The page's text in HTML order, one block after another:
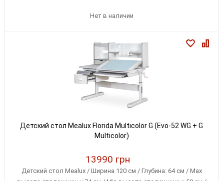
Нет в наличии
Детский стол Mealux Florida Multicolor G (Evo-52 WG + G
Multicolor)
13990 грн
Детский стол Mealux / Ширина 120 см / Глубина: 64 см / Max